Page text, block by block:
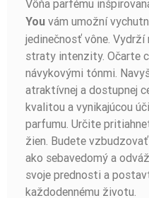
Vôňa parfému
You vám umožní
jedinečnosť vône.
straty intenzity. Očarte
návykovými tónmi.
atraktívnej a dostupnej
kvalitou a vynikajúcou
parfumu. Určite
žien. Budete
ako sebavedomý a
svoje prednosti a
každodennému životu.